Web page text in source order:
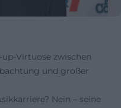
Virtuose zwischen
und großer
Nein – seine